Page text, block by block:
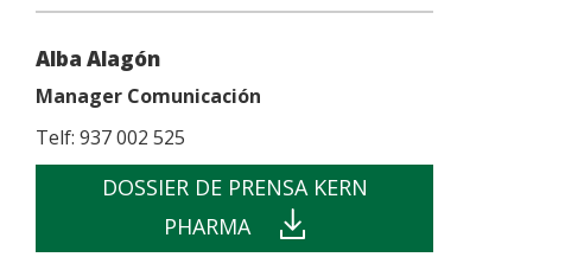
Alba Alagón
Manager Comunicación
Telf: 937 002 525
DOSSIER DE PRENSA KERN
PHARMA